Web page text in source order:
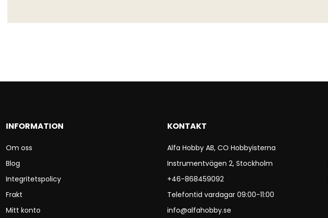
INFORMATION
Om oss
Blog
Integritetspolicy
Frakt
Mitt konto
KONTAKT
Alfa Hobby AB, CO Hobbyisterna
Instrumentvägen 2, Stockholm
+46-868459092
Telefontid vardagar 09:00-11:00
info@alfahobby.se